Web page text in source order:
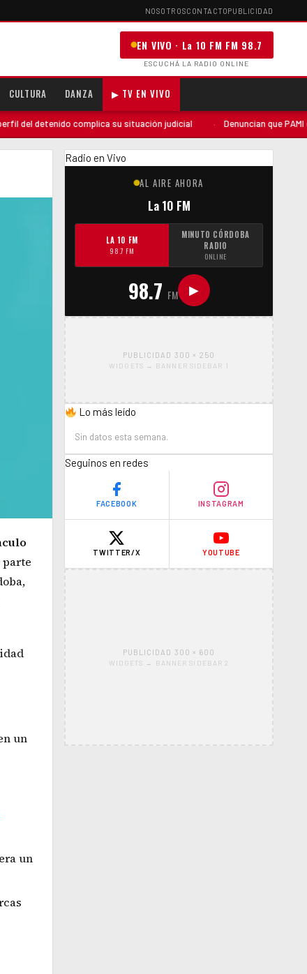
NOSOTROSCONTACTOPUBLICIDAD
EN VIVO · La 10 FM FM 98.7
ESCUCHÁ LA RADIO ONLINE
CULTURA DANZA ▶ TV EN VIVO
detenido complica su situación judicial · Denuncian que PAMI
parte
un
un
Radio en Vivo
AL AIRE AHORA
La 10 FM
LA 10 FM
98.7 FM
MINUTO CÓRDOBA
RADIO
ONLINE
98.7 FM ▶
PUBLICIDAD 300 × 250
WIDGETS → BANNER SIDEBAR 1
Lo más leído
Sin datos esta semana.
Seguinos en redes
FACEBOOK INSTAGRAM
TWITTER/X YOUTUBE
PUBLICIDAD 300 × 600
WIDGETS → BANNER SIDEBAR 2